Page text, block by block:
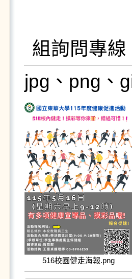
組詢問專
jpg、png、
516校園健走海報.png